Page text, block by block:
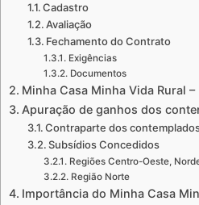
Cadastro
Avaliação
Fechamento do Contrato
Exigências
Documentos
Minha Casa Minha Vida Rural –
Apuração de ganhos dos
Contraparte dos
Subsídios Concedidos
Regiões Centro-Oeste,
Região Norte
Importância do Minha Casa